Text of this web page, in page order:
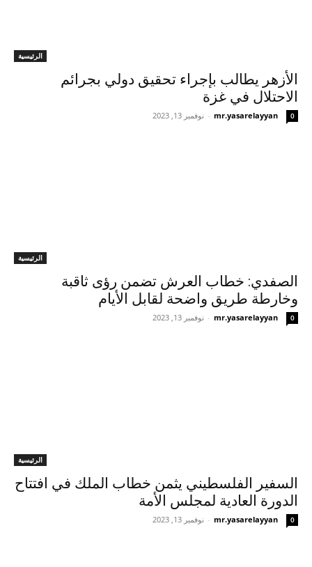
الرئيسية
الأزهر يطالب بإجراء تحقيق دولي بجرائم
الاحتلال في غزة
mr.yasarelayyan
- نوفمبر 13, 2023 0
الرئيسية
الصفدي: خطاب العرش تضمن رؤى ثاقبة
وخارطة طريق واضحة لقابل الأيام
mr.yasarelayyan
- نوفمبر 13, 2023 0
الرئيسية
السفير الفلسطيني يثمن خطاب الملك في افتتاح
الدورة العادية لمجلس الأمة
mr.yasarelayyan
- نوفمبر 13, 2023 0